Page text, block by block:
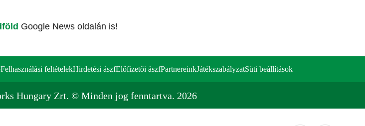
Google News oldalán is!
Felhasználási feltételekHirdetési ászfElőfizetői ászfPartnereinkJátékszabályzatSüti beállítások
Hungary Zrt. © Minden jog fenntartva. 2026